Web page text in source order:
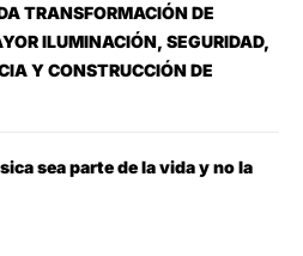
TRANSFORMACIÓN DE
ILUMINACIÓN, SEGURIDAD,
Y CONSTRUCCIÓN DE
sea parte de la vida y no la